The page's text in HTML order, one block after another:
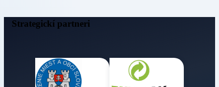
Strategickí partneri